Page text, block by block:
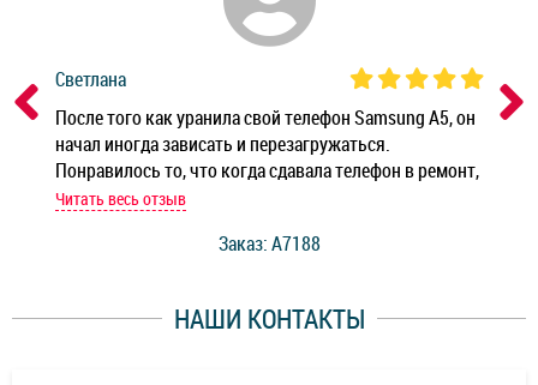
Светлана
После того как уранила свой телефон Samsung A5, он
начал иногда зависать и перезагружаться.
Понравилось то, что когда сдавала телефон в ремонт,
мастер при мне сделал быструю диагностику и сказал
работы и оперативность!
Читать весь отзыв
Заказ: A7188
НАШИ КОНТАКТЫ